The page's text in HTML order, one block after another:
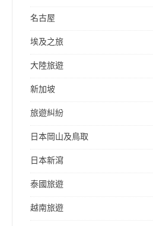
名古屋
埃及之旅
大陸旅遊
新加坡
旅遊糾紛
日本岡山及鳥取
日本新瀉
泰國旅遊
越南旅遊